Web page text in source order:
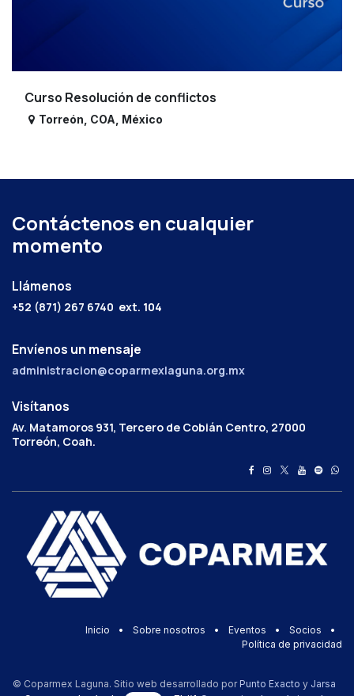
Curso Resolución de conflictos
Torreón COA México
Contáctenos en cualquier
momento
Llámenos
+52 (871) 267 6740 ext. 104
Envíenos un mensaje
administracion@coparmexlaguna.org.mx
Visítanos
Av. Matamoros 931, Tercero de Cobián Centro, 27000
Torreón, Coah.
Inicio • Sobre nosotros • Eventos • Socios
•
Política de privacidad
© Coparmex Laguna. Sitio web desarrollado por Punto Exacto y Jarsa